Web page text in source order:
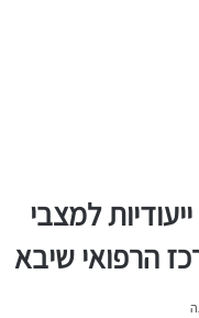
למצבי
הרפואי שיבא